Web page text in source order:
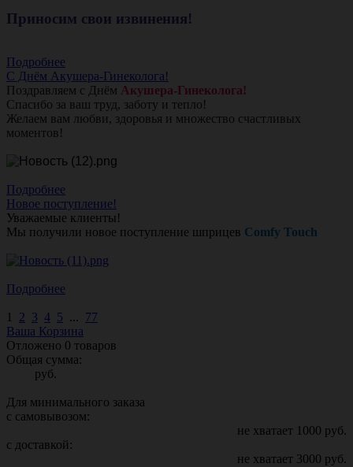
Приносим свои извинения!
Подробнее
С Днём Акушера-Гинеколога!
Поздравляем с Днём Акушера-Гинеколога!
Спасибо за ваш труд, заботу и тепло!
Желаем вам любви, здоровья и множество счастливых
моментов!
Подробнее
Новое поступление!
Уважаемые клиенты!
Мы получили новое поступление шприцев Comfy Touch
Подробнее
1 2 3 4 5 ... 77
Ваша Корзина
Отложено 0 товаров
Общая сумма:
руб.
Для минимального заказа
с самовывозом:
не хватает 1000 руб.
с доставкой:
не хватает 3000 руб.